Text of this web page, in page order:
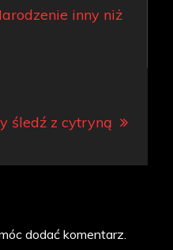
inny niż
śledź z cytryną
dodać komentarz.